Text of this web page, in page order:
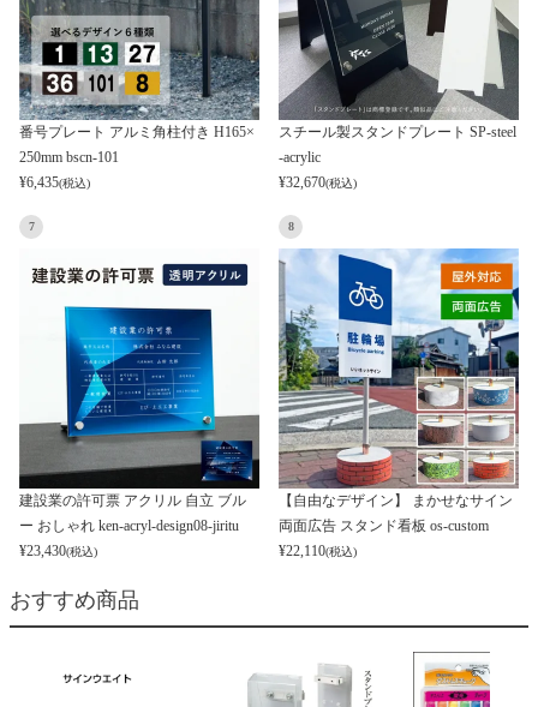
番号プレート アルミ角柱付き H165×
250mm bscn-101
¥6,435(税込)
スチール製スタンドプレート SP-steel
-acrylic
¥32,670(税込)
7
建設業の許可票 アクリル 自立 ブル
ー おしゃれ ken-acryl-design08-jiritu
¥23,430(税込)
8
【自由なデザイン】 まかせなサイン
両面広告 スタンド看板 os-custom
¥22,110(税込)
おすすめ商品